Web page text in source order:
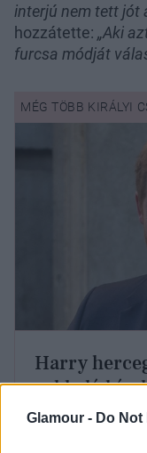
Glamour - Do
interjú nem tett jót
hozzátette: „Aki
furcsa módját
Harry
sokkoló
családdal